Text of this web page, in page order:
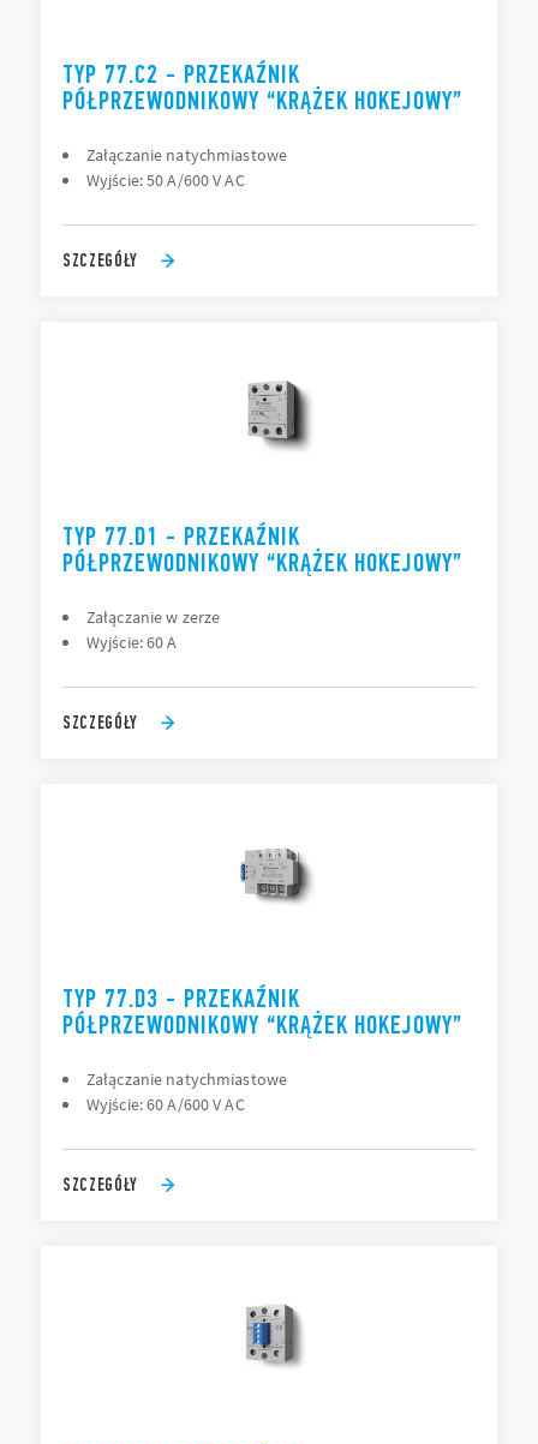
TYP 77.C2 - PRZEKAŹNIK
PÓŁPRZEWODNIKOWY “KRĄŻEK HOKEJOWY”
Załączanie natychmiastowe
Wyjście: 50 A/600 V AC
SZCZEGÓŁY
TYP 77.D1 - PRZEKAŹNIK
PÓŁPRZEWODNIKOWY “KRĄŻEK HOKEJOWY”
Załączanie w zerze
Wyjście: 60 A
SZCZEGÓŁY
TYP 77.D3 - PRZEKAŹNIK
PÓŁPRZEWODNIKOWY “KRĄŻEK HOKEJOWY”
Załączanie natychmiastowe
Wyjście: 60 A/600 V AC
SZCZEGÓŁY